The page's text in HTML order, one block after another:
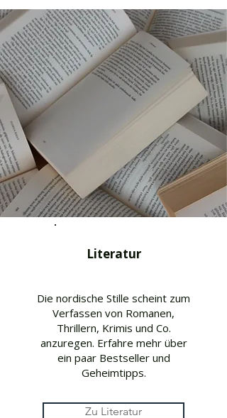
Literatur
Die nordische Stille scheint zum
Verfassen von Romanen,
Thrillern, Krimis und Co.
anzuregen. Erfahre mehr über
ein paar Bestseller und
Geheimtipps.
Zu Literatur